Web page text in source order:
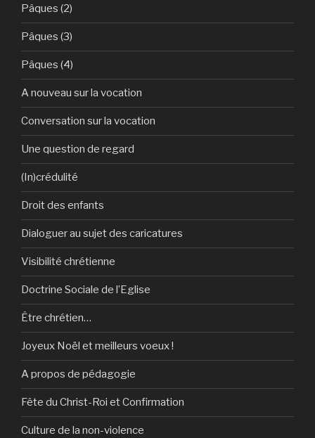
Pâques (2)
Pâques (3)
Pâques (4)
A nouveau sur la vocation
Conversation sur la vocation
Une question de regard
(In)crédulité
Droit des enfants
Dialoguer au sujet des caricatures
Visibilité chrétienne
Doctrine Sociale de l’Eglise
Être chrétien…
Joyeux Noël et meilleurs voeux !
A propos de pédagogie
Fête du Christ-Roi et Confirmation
Culture de la non-violence